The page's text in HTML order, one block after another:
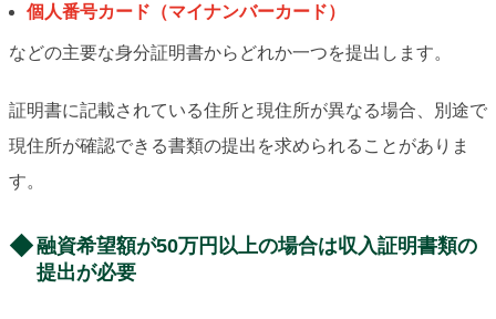
個人番号カード（マイナンバーカード）
などの主要な身分証明書からどれか一つを提出します。
証明書に記載されている住所と現住所が異なる場合、別途で
現住所が確認できる書類の提出を求められることがありま
す。
融資希望額が50万円以上の場合は収入証明書類の
提出が必要